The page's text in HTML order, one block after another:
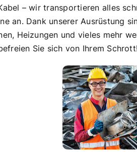
– wir transportieren alles
an. Dank unserer Ausrüstung
Heizungen und vieles mehr
Sie sich von Ihrem